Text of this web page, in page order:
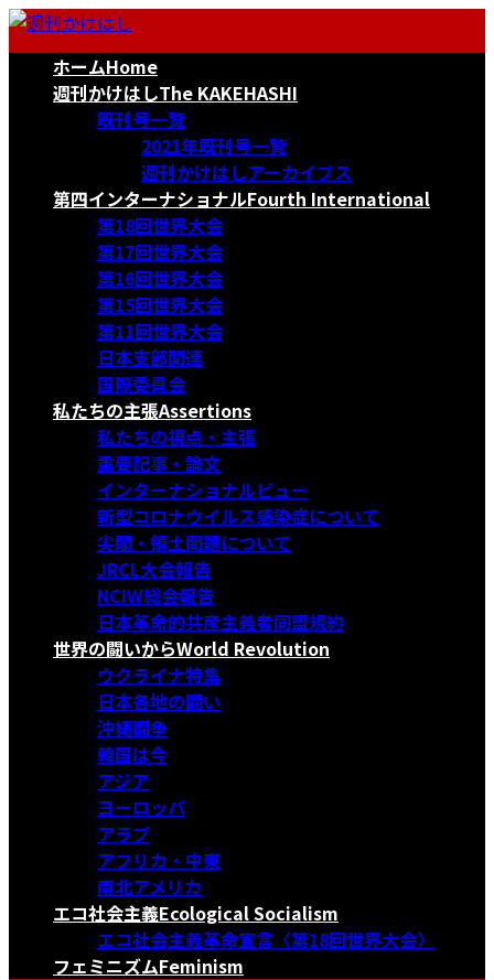
コ
ナ
ホームHome
週刊かけはしThe KAKEHASHI
既刊号一覧
2021年既刊号一覧
週刊かけはしアーカイブス
第四インターナショナルFourth International
第18回世界大会
第17回世界大会
第16回世界大会
第15回世界大会
第11回世界大会
日本支部関連
国際委員会
私たちの主張Assertions
私たちの視点・主張
重要記事・論文
インターナショナルビュー
新型コロナウイルス感染症について
尖閣・領土問題について
JRCL大会報告
NCIW総会報告
日本革命的共産主義者同盟規約
世界の闘いからWorld Revolution
ウクライナ特集
日本各地の闘い
沖縄闘争
韓国は今
アジア
ヨーロッパ
アラブ
アフリカ・中東
南北アメリカ
エコ社会主義Ecological Socialism
エコ社会主義革命宣言〈第18回世界大会〉
フェミニズムFeminism